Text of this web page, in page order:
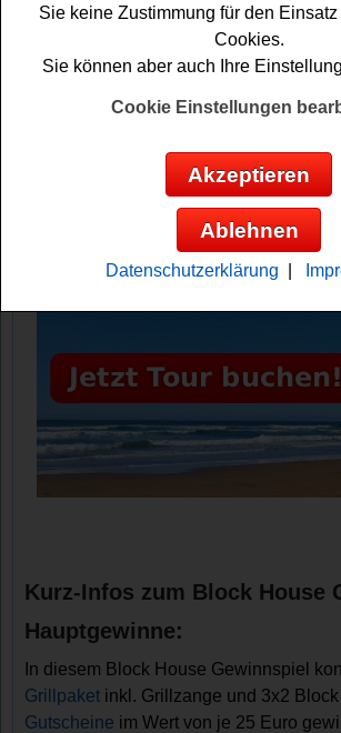
Block House verlost ein
Grillzange und 3x2 Block
Gutscheine im Wert von je 25
Anzeige:
Kurz-Infos zum Block House
Hauptgewinne:
In diesem Block House Gewinnspiel
Grillpaket inkl. Grillzange und 3x2
Gutscheine im Wert von je 25 Euro
Sie keine Zustimmung für den
Cookies.
Sie können aber auch Ihre
Cookie Einstellungen
Akzeptieren
Ablehnen
Datenschutzerklärung